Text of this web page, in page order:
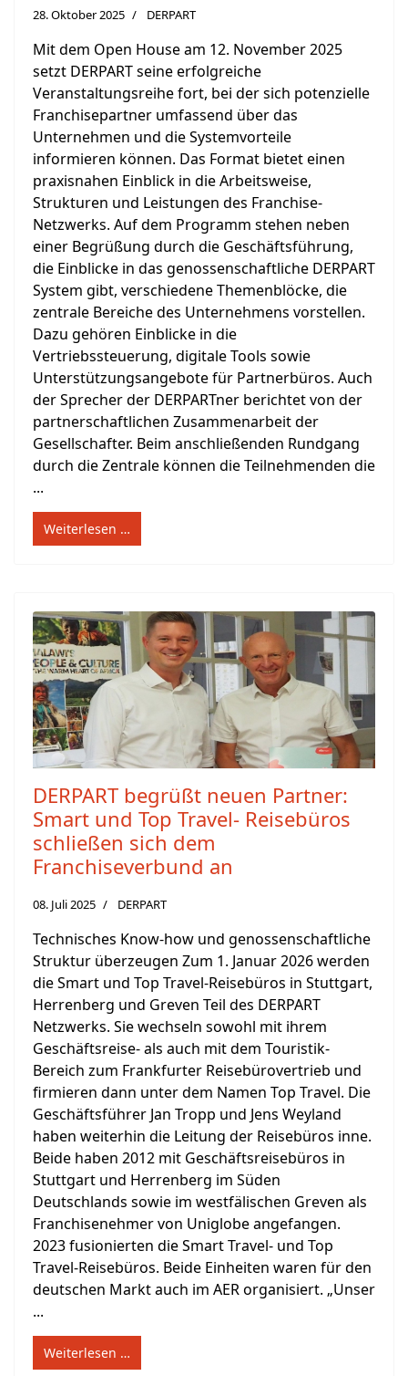
28. Oktober 2025 DERPART
Mit dem Open House am 12. November 2025
setzt DERPART seine erfolgreiche
Veranstaltungsreihe fort, bei der sich potenzielle
Franchisepartner umfassend über das
Unternehmen und die Systemvorteile
informieren können. Das Format bietet einen
praxisnahen Einblick in die Arbeitsweise,
Strukturen und Leistungen des Franchise-
Netzwerks. Auf dem Programm stehen neben
einer Begrüßung durch die Geschäftsführung,
die Einblicke in das genossenschaftliche DERPART
System gibt, verschiedene Themenblöcke, die
zentrale Bereiche des Unternehmens vorstellen.
Dazu gehören Einblicke in die
Vertriebssteuerung, digitale Tools sowie
Unterstützungsangebote für Partnerbüros. Auch
der Sprecher der DERPARTner berichtet von der
partnerschaftlichen Zusammenarbeit der
Gesellschafter. Beim anschließenden Rundgang
durch die Zentrale können die Teilnehmenden die
...
Weiterlesen …
DERPART begrüßt neuen Partner:
Smart und Top Travel- Reisebüros
schließen sich dem
Franchiseverbund an
08. Juli 2025 DERPART
Technisches Know-how und genossenschaftliche
Struktur überzeugen Zum 1. Januar 2026 werden
die Smart und Top Travel-Reisebüros in Stuttgart,
Herrenberg und Greven Teil des DERPART
Netzwerks. Sie wechseln sowohl mit ihrem
Geschäftsreise- als auch mit dem Touristik-
Bereich zum Frankfurter Reisebürovertrieb und
firmieren dann unter dem Namen Top Travel. Die
Geschäftsführer Jan Tropp und Jens Weyland
haben weiterhin die Leitung der Reisebüros inne.
Beide haben 2012 mit Geschäftsreisebüros in
Stuttgart und Herrenberg im Süden
Deutschlands sowie im westfälischen Greven als
Franchisenehmer von Uniglobe angefangen.
2023 fusionierten die Smart Travel- und Top
Travel-Reisebüros. Beide Einheiten waren für den
deutschen Markt auch im AER organisiert. „Unser
...
Weiterlesen …